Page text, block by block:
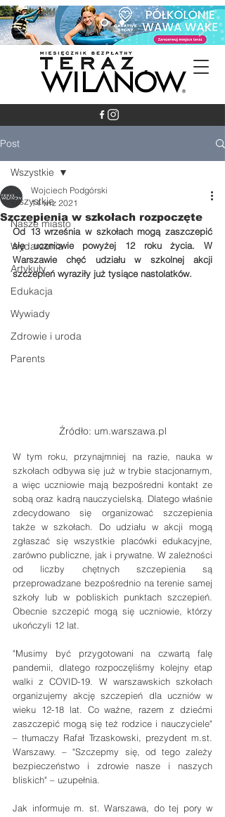
Post
Wszystkie
Nasze miasto
Wydarzenia
Artykuły
Edukacja
Wywiady
Zdrowie i uroda
Parents
Wszystkie
Szczepienia w szkołach rozpoczęte
Wojciech Podgórski
14 wrz 2021
Od 13 września w szkołach mogą zaszczepić
się uczniowie powyżej 12 roku życia. W
Warszawie chęć udziału w szkolnej akcji
szczepień wyraziły już tysiące nastolatków.
Źródło: um.warszawa.pl
W tym roku, przynajmniej na razie, nauka w
szkołach odbywa się już w trybie stacjonarnym,
a więc uczniowie mają bezpośredni kontakt ze
sobą oraz kadrą nauczycielską. Dlatego właśnie
zdecydowano się organizować szczepienia
także w szkołach. Do udziału w akcji mogą
zgłaszać się wszystkie placówki edukacyjne,
zarówno publiczne, jak i prywatne. W zależności
od liczby chętnych szczepienia są
przeprowadzane bezpośrednio na terenie samej
szkoły lub w pobliskich punktach szczepień.
Obecnie szczepić mogą się uczniowie, którzy
ukończyli 12 lat.
"Musimy być przygotowani na czwartą falę
pandemii, dlatego rozpoczęliśmy kolejny etap
walki z COVID-19. W warszawskich szkołach
organizujemy akcję szczepień dla uczniów w
wieku 12-18 lat. Co ważne, razem z dziećmi
zaszczepić mogą się też rodzice i nauczyciele"
– tłumaczy Rafał Trzaskowski, prezydent m.st.
Warszawy. – "Szczepmy się, od tego zależy
bezpieczeństwo i zdrowie nasze i naszych
bliskich" – uzupełnia.
Jak informuje m. st. Warszawa, do tej pory w